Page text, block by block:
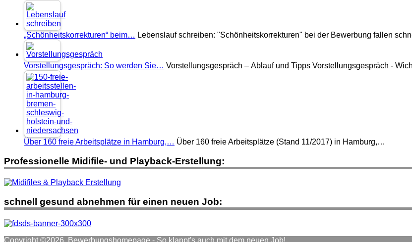
„Schönheitskorrekturen“ beim… Lebenslauf schreiben: "Schönheitskorrekturen" bei der Bewerbung fallen
Vorstellungsgespräch: So werden Sie… Vorstellungsgespräch – Ablauf und Tipps Vorstellungsgespräch -
Über 160 freie Arbeitsplätze in Hamburg,… Über 160 freie Arbeitsplätze (Stand 11/2017) in Hamburg,…
Professionelle Midifile- und Playback-Erstellung:
schnell gesund abnehmen für einen neuen Job:
Copyright ©2026. Bewerbungshomepage - So klappt's auch mit dem neuen Job!